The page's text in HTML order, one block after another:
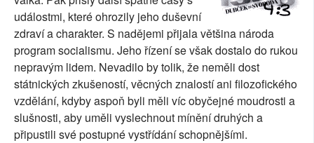
RUBRIKY
PLNÁ VERZE STRÁNEK
událostmi, které ohrozily jeho duševní
zdraví a charakter. S nadějemi přijala většina národa
program socialismu. Jeho řízení se však dostalo do rukou
nepravým lidem. Nevadilo by tolik, že neměli dost
státnických zkušeností, věcných znalostí ani filozofického
vzdělání, kdyby aspoň byli měli víc obyčejné moudrosti a
slušnosti, aby uměli vyslechnout mínění druhých a
připustili své postupné vystřídání schopnějšími.